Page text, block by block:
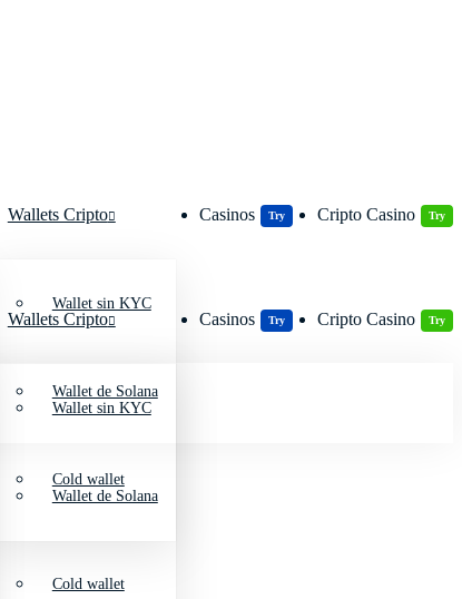
Wallets Cripto
Wallet sin KYC
Wallet de Solana
Cold wallet
Casinos Try Cripto Casino Try
Wallets Cripto
Wallet sin KYC
Wallet de Solana
Cold wallet
Casinos Try Cripto Casino Try